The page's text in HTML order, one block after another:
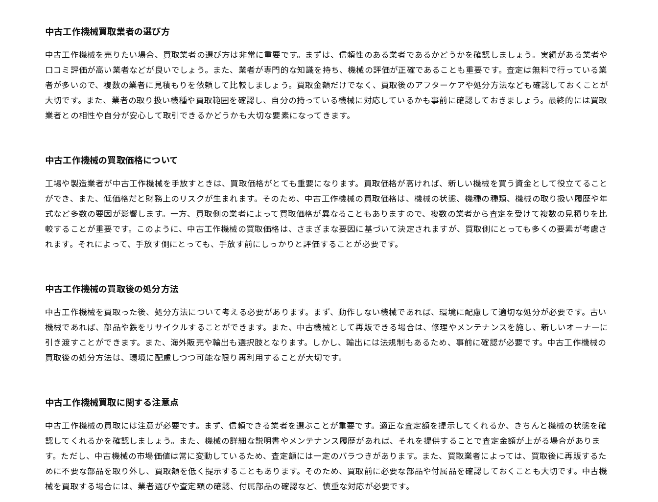
中古工作機械買取業者の選び方
中古工作機械を売りたい場合、買取業者の選び方は非常に重要です。まずは、信頼性のある業者であるかどうかを確認しましょう。実績がある業者や
口コミ評価が高い業者などが良いでしょう。また、業者が専門的な知識を持ち、機械の評価が正確であることも重要です。査定は無料で行っている業
者が多いので、複数の業者に見積もりを依頼して比較しましょう。買取金額だけでなく、買取後のアフターケアや処分方法なども確認しておくことが
大切です。また、業者の取り扱い機種や買取範囲を確認し、自分の持っている機械に対応しているかも事前に確認しておきましょう。最終的には買取
業者との相性や自分が安心して取引できるかどうかも大切な要素になってきます。
中古工作機械の買取価格について
工場や製造業者が中古工作機械を手放すときは、買取価格がとても重要になります。買取価格が高ければ、新しい機械を買う資金として役立てること
ができ、また、低価格だと財務上のリスクが生まれます。そのため、中古工作機械の買取価格は、機械の状態、機種の種類、機械の取り扱い履歴や年
式など多数の要因が影響します。一方、買取側の業者によって買取価格が異なることもありますので、複数の業者から査定を受けて複数の見積りを比
較することが重要です。このように、中古工作機械の買取価格は、さまざまな要因に基づいて決定されますが、買取側にとっても多くの要素が考慮さ
れます。それによって、手放す側にとっても、手放す前にしっかりと評価することが必要です。
中古工作機械の買取後の処分方法
中古工作機械を買取った後、処分方法について考える必要があります。まず、動作しない機械であれば、環境に配慮して適切な処分が必要です。古い
機械であれば、部品や鉄をリサイクルすることができます。また、中古機械として再販できる場合は、修理やメンテナンスを施し、新しいオーナーに
引き渡すことができます。また、海外販売や輸出も選択肢となります。しかし、輸出には法規制もあるため、事前に確認が必要です。中古工作機械の
買取後の処分方法は、環境に配慮しつつ可能な限り再利用することが大切です。
中古工作機械買取に関する注意点
中古工作機械の買取には注意が必要です。まず、信頼できる業者を選ぶことが重要です。適正な査定額を提示してくれるか、きちんと機械の状態を確
認してくれるかを確認しましょう。また、機械の詳細な説明書やメンテナンス履歴があれば、それを提供することで査定金額が上がる場合がありま
す。ただし、中古機械の市場価値は常に変動しているため、査定額には一定のバラつきがあります。また、買取業者によっては、買取後に再販するた
めに不要な部品を取り外し、買取額を低く提示することもあります。そのため、買取前に必要な部品や付属品を確認しておくことも大切です。中古機
械を買取する場合には、業者選びや査定額の確認、付属部品の確認など、慎重な対応が必要です。